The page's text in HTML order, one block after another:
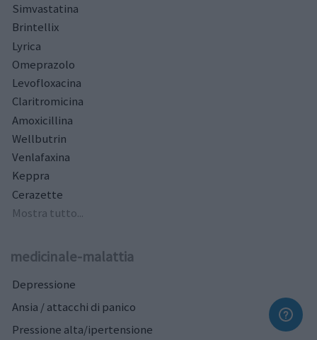
Simvastatina
Brintellix
Lyrica
Omeprazolo
Levofloxacina
Claritromicina
Amoxicillina
Wellbutrin
Venlafaxina
Keppra
Cerazette
Mostra tutto...
medicinale-malattia
Depressione
Ansia / attacchi di panico
Pressione alta/ipertensione